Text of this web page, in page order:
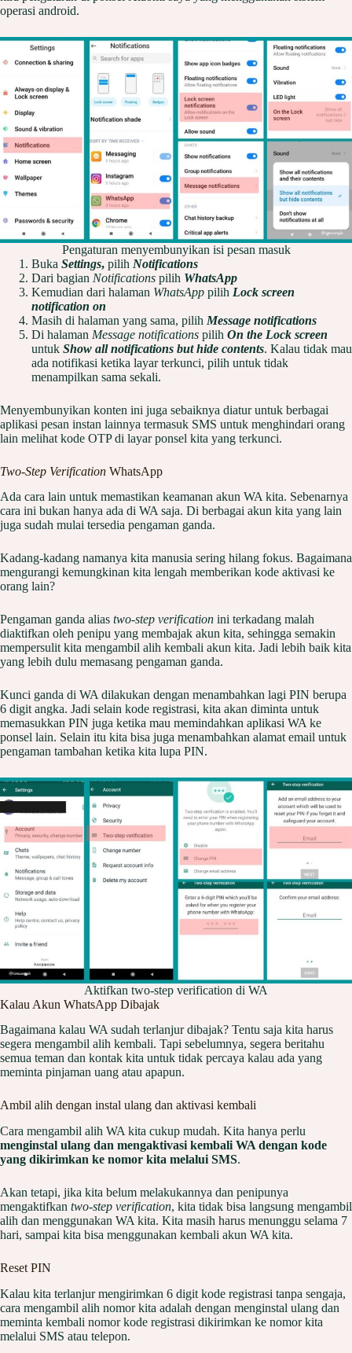
operasi android.
Pengaturan menyembunyikan isi pesan masuk
Buka Settings, pilih Notifications
Dari bagian Notifications pilih WhatsApp
Kemudian dari halaman WhatsApp pilih Lock screen
notification on
Masih di halaman yang sama, pilih Message notifications
Di halaman Message notifications pilih On the Lock screen
untuk Show all notifications but hide contents. Kalau tidak mau
ada notifikasi ketika layar terkunci, pilih untuk tidak
menampilkan sama sekali.
Menyembunyikan konten ini juga sebaiknya diatur untuk berbagai
aplikasi pesan instan lainnya termasuk SMS untuk menghindari orang
lain melihat kode OTP di layar ponsel kita yang terkunci.
Two-Step Verification WhatsApp
Ada cara lain untuk memastikan keamanan akun WA kita. Sebenarnya
cara ini bukan hanya ada di WA saja. Di berbagai akun kita yang lain
juga sudah mulai tersedia pengaman ganda.
Kadang-kadang namanya kita manusia sering hilang fokus. Bagaimana
mengurangi kemungkinan kita lengah memberikan kode aktivasi ke
orang lain?
Pengaman ganda alias two-step verification ini terkadang malah
diaktifkan oleh penipu yang membajak akun kita, sehingga semakin
mempersulit kita mengambil alih kembali akun kita. Jadi lebih baik kita
yang lebih dulu memasang pengaman ganda.
Kunci ganda di WA dilakukan dengan menambahkan lagi PIN berupa
6 digit angka. Jadi selain kode registrasi, kita akan diminta untuk
memasukkan PIN juga ketika mau memindahkan aplikasi WA ke
ponsel lain. Selain itu kita bisa juga menambahkan alamat email untuk
pengaman tambahan ketika kita lupa PIN.
Aktifkan two-step verification di WA
Kalau Akun WhatsApp Dibajak
Bagaimana kalau WA sudah terlanjur dibajak? Tentu saja kita harus
segera mengambil alih kembali. Tapi sebelumnya, segera beritahu
semua teman dan kontak kita untuk tidak percaya kalau ada yang
meminta pinjaman uang atau apapun.
Ambil alih dengan instal ulang dan aktivasi kembali
Cara mengambil alih WA kita cukup mudah. Kita hanya perlu
menginstal ulang dan mengaktivasi kembali WA dengan kode
yang dikirimkan ke nomor kita melalui SMS.
Akan tetapi, jika kita belum melakukannya dan penipunya
mengaktifkan two-step verification, kita tidak bisa langsung mengambil
alih dan menggunakan WA kita. Kita masih harus menunggu selama 7
hari, sampai kita bisa menggunakan kembali akun WA kita.
Reset PIN
Kalau kita terlanjur mengirimkan 6 digit kode registrasi tanpa sengaja,
cara mengambil alih nomor kita adalah dengan menginstal ulang dan
meminta kembali nomor kode registrasi dikirimkan ke nomor kita
melalui SMS atau telepon.